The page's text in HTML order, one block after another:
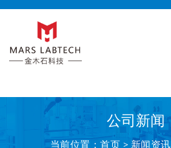
公司新闻
当前位置：首页 > 新闻资讯